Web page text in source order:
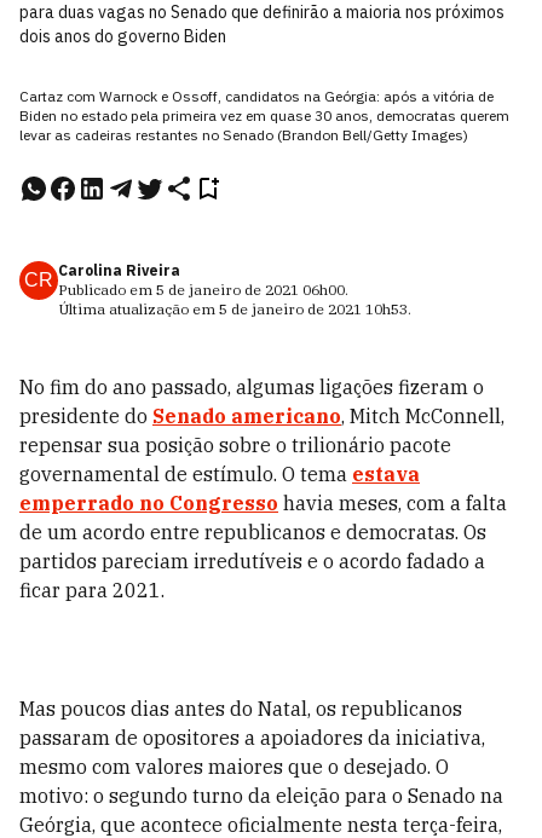
para duas vagas no Senado que definirão a maioria nos próximos
dois anos do governo Biden
Cartaz com Warnock e Ossoff, candidatos na Geórgia: após a vitória de
Biden no estado pela primeira vez em quase 30 anos, democratas querem
levar as cadeiras restantes no Senado (Brandon Bell/Getty Images)
CR Carolina Riveira
Publicado em 5 de janeiro de 2021 06h00.
Última atualização em 5 de janeiro de 2021 10h53.
No fim do ano passado, algumas ligações fizeram o
presidente do Senado americano, Mitch McConnell,
repensar sua posição sobre o trilionário pacote
governamental de estímulo. O tema estava
emperrado no Congresso havia meses, com a falta
de um acordo entre republicanos e democratas. Os
partidos pareciam irredutíveis e o acordo fadado a
ficar para 2021.
Mas poucos dias antes do Natal, os republicanos
passaram de opositores a apoiadores da iniciativa,
mesmo com valores maiores que o desejado. O
motivo: o segundo turno da eleição para o Senado na
Geórgia, que acontece oficialmente nesta terça-feira,